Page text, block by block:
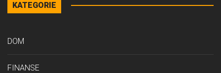
KATEGORIE
DOM
FINANSE